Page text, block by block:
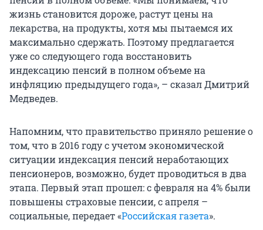
жизнь становится дороже, растут цены на
лекарства, на продукты, хотя мы пытаемся их
максимально сдержать. Поэтому предлагается
уже со следующего года восстановить
индексацию пенсий в полном объеме на
инфляцию предыдущего года», – сказал Дмитрий
Медведев.
Напомним, что правительство приняло решение о
том, что в 2016 году с учетом экономической
ситуации индексация пенсий неработающих
пенсионеров, возможно, будет проводиться в два
этапа. Первый этап прошел: с февраля на 4% были
повышены страховые пенсии, с апреля –
социальные, передает «Российская газета».